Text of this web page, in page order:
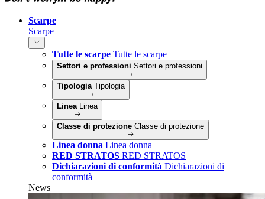
Scarpe
Scarpe
Tutte le scarpe Tutte le scarpe
Settori e professioni Settori e professioni
Tipologia Tipologia
Linea Linea
Classe di protezione Classe di protezione
Linea donna Linea donna
RED STRATOS RED STRATOS
Dichiarazioni di conformità Dichiarazioni di
conformità
News